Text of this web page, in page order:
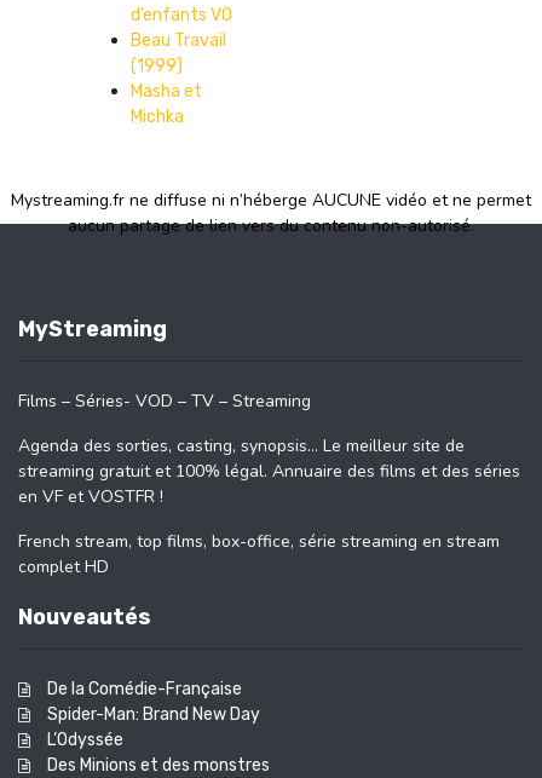
d’enfants VO
Beau Travail
(1999)
Masha et
Michka
Mystreaming.fr ne diffuse ni n’héberge AUCUNE vidéo et ne permet
aucun partage de lien vers du contenu non-autorisé.
MyStreaming
Films – Séries- VOD – TV – Streaming
Agenda des sorties, casting, synopsis… Le meilleur site de
streaming gratuit et 100% légal. Annuaire des films et des séries
en VF et VOSTFR !
French stream, top films, box-office, série streaming en stream
complet HD
Nouveautés
De la Comédie-Française
Spider-Man: Brand New Day
L’Odyssée
Des Minions et des monstres